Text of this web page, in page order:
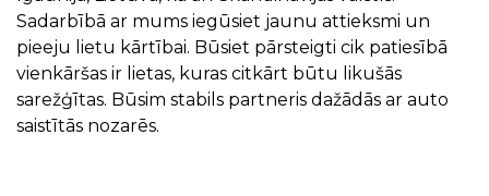
Sadarbībā ar mums iegūsiet jaunu attieksmi un
pieeju lietu kārtībai. Būsiet pārsteigti cik patiesībā
vienkāršas ir lietas, kuras citkārt būtu likušās
sarežģītas. Būsim stabils partneris dažādās ar auto
saistītās nozarēs.